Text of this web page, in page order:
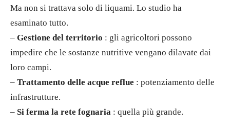
Ma non si trattava solo di liquami. Lo studio ha
esaminato tutto.
– Gestione del territorio : gli agricoltori possono
impedire che le sostanze nutritive vengano dilavate dai
loro campi.
– Trattamento delle acque reflue : potenziamento delle
infrastrutture.
– Si ferma la rete fognaria : quella più grande.